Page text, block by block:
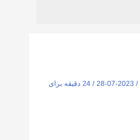
/
2023-07-28
/
24 دقیقه برای